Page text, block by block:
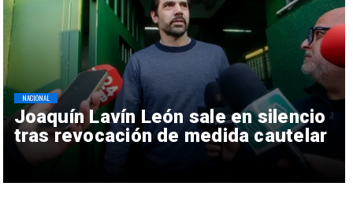
Joaquín Lavín León sale en silencio
tras revocación de medida cautelar
NACIONAL